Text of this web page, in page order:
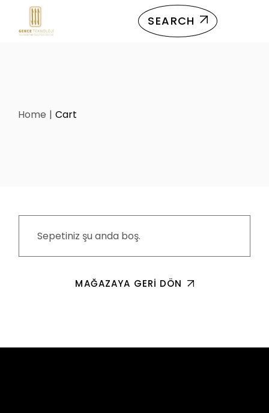
SEARCH
Home Cart
Sepetiniz şu anda boş.
MAĞAZAYA GERI DÖN